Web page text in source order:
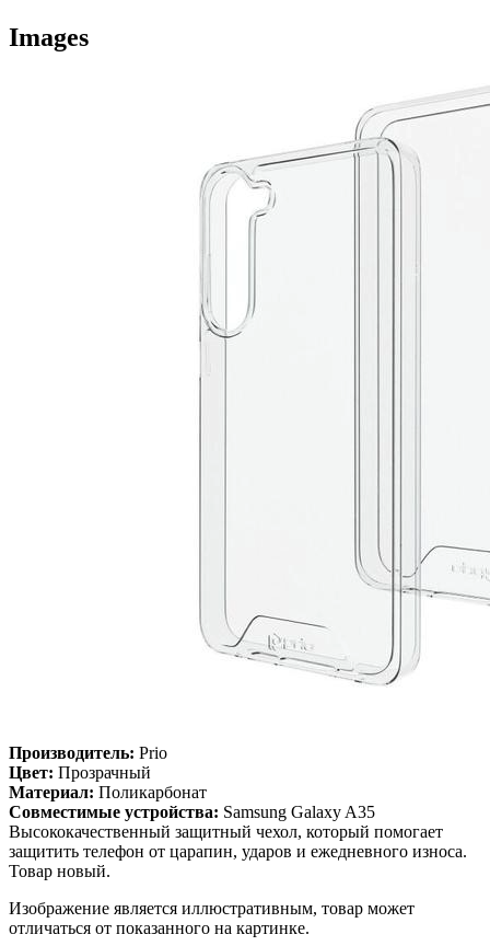
Images
Производитель: Prio
Цвет: Прозрачный
Материал: Поликарбонат
Совместимые устройства: Samsung Galaxy A35
Высококачественный защитный чехол, который помогает
защитить телефон от царапин, ударов и ежедневного износа.
Товар новый.
Изображение является иллюстративным, товар может
отличаться от показанного на картинке.